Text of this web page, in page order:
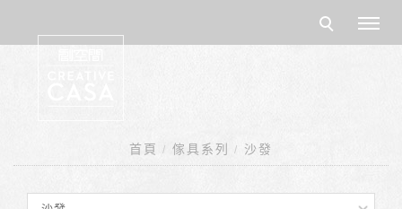
首頁 傢具系列 沙發